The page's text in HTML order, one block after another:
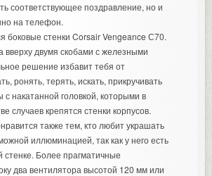
соответствующее поздравление, но и
на телефон.
боковые стенки Corsair Vengeance С70.
вверху двумя скобами с железными
решение избавит тебя от
ронять, терять, искать, прикручивать
накатанной головкой, которыми в
случаев крепятся стенки корпусов.
также тем, кто любит украшать
иллюминацией, так как у него есть
стенке. Более прагматичные
два вентилятора высотой 120 мм или